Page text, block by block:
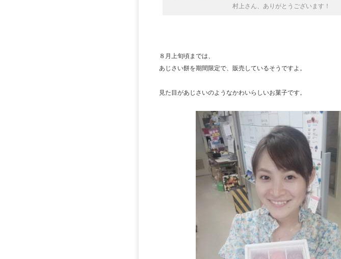
村上さん、ありがとうございます！
８月上旬頃までは、
あじさい餅を期間限定で、販売しているそうですよ。
見た目があじさいのようなかわいらしいお菓子です。